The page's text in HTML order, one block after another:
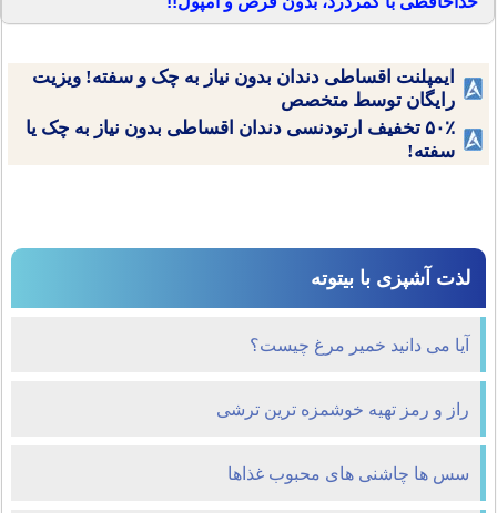
ایمپلنت اقساطی دندان بدون نیاز به چک و سفته! ویزیت
رایگان توسط متخصص
۵۰٪ تخفیف ارتودنسی دندان اقساطی بدون نیاز به چک یا
سفته!
لذت آشپزی با بیتوته
آیا می دانید خمیر مرغ چیست؟
راز و رمز تهیه خوشمزه ترین ترشی
سس ها چاشنی های محبوب غذاها